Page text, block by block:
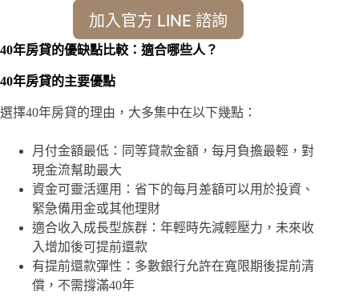
加入官方 LINE 諮詢
40年房貸的優缺點比較：適合哪些人？
40年房貸的主要優點
選擇40年房貸的理由，大多集中在以下幾點：
月付金額最低：同等貸款金額，每月負擔最輕，對
現金流幫助最大
資金可靈活運用：省下的每月差額可以用於投資、
緊急備用金或其他理財
適合收入成長型族群：年輕時先減輕壓力，未來收
入增加後可提前還款
有提前還款彈性：多數銀行允許在寬限期後提前清
償，不需撐滿40年